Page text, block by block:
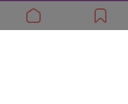
聯絡我們
客服專線：07-2019888